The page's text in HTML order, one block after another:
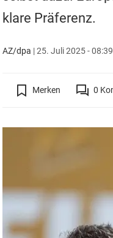
klare Präferenz.
AZ/dpa |25. Juli 2025 -
Merken 0